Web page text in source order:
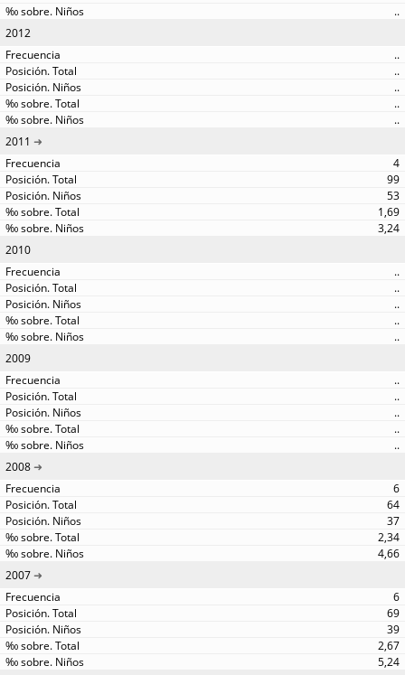
..
2012
..
..
..
..
..
2011
4
99
53
1,69
3,24
2010
..
..
..
..
..
2009
..
..
..
..
..
2008
6
64
37
2,34
4,66
2007
6
69
39
2,67
5,24